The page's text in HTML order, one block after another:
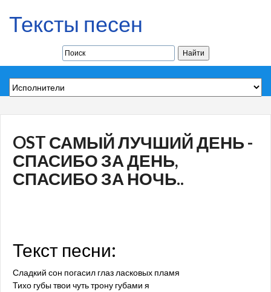
Тексты песен
OST САМЫЙ ЛУЧШИЙ ДЕНЬ -
СПАСИБО ЗА ДЕНЬ,
СПАСИБО ЗА НОЧЬ..
Текст песни:
Сладкий сон погасил глаз ласковых пламя
Тихо губы твои чуть трону губами я